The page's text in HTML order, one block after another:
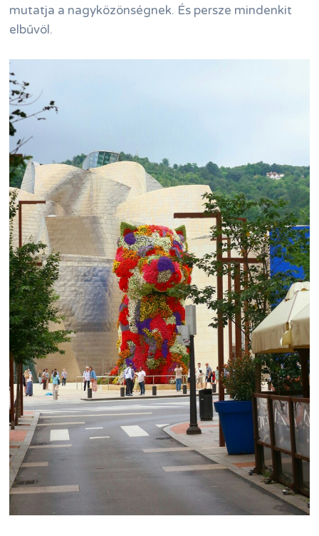
mutatja a nagyközönségnek. És persze mindenkit
elbűvöl.